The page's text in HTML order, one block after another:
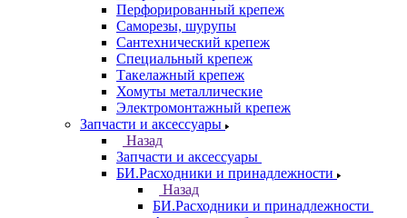
Перфорированный крепеж
Саморезы, шурупы
Сантехнический крепеж
Специальный крепеж
Такелажный крепеж
Хомуты металлические
Электромонтажный крепеж
Запчасти и аксессуары
Назад
Запчасти и аксессуары
БИ.Расходники и принадлежности
Назад
БИ.Расходники и принадлежности